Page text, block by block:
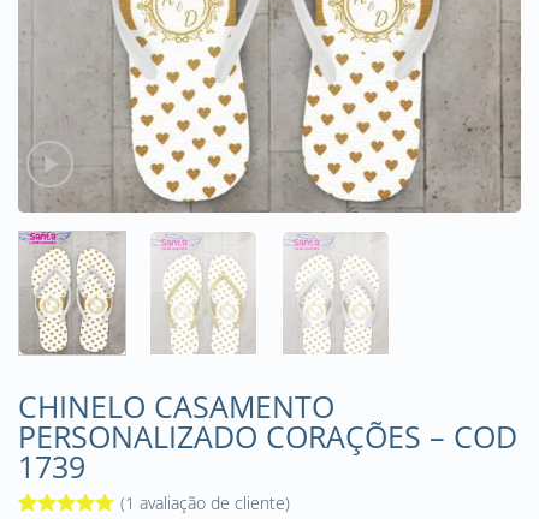
CHINELO CASAMENTO
PERSONALIZADO CORAÇÕES – COD
1739
(1 avaliação de cliente)